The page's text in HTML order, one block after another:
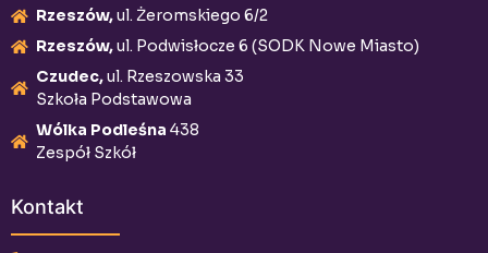
Rzeszów,ul. Żeromskiego 6/2
Rzeszów,ul. Podwisłocze 6 (SODK Nowe Miasto)
Czudec,ul. Rzeszowska 33
Szkoła Podstawowa
Wólka Podleśna 438
Zespół Szkół
Kontakt